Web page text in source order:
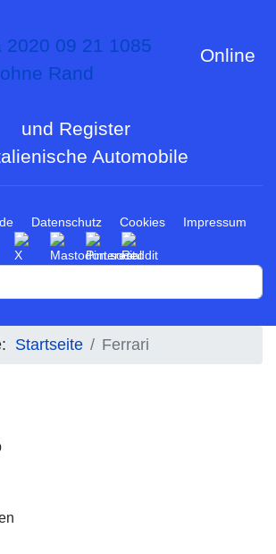
Online
und Register
Automobile
Datenschutz Cookies Impressum
Startseite Ferrari